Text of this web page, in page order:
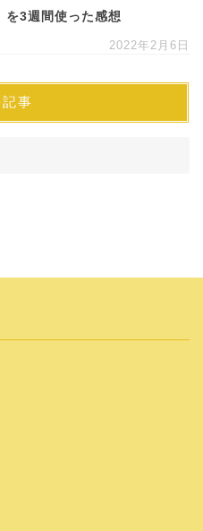
3週間使った感想
2022年2月6日
事